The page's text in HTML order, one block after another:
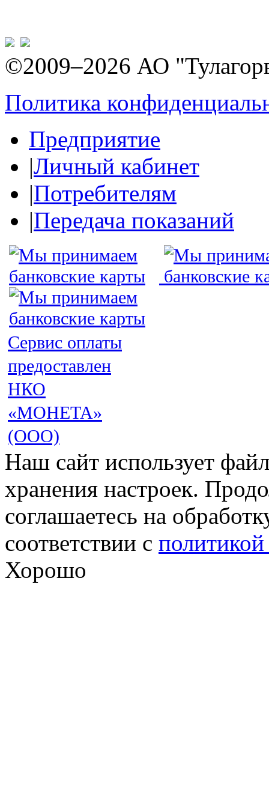
©2009–2026 АО
Политика
Предприятие
|Личный кабинет
|Потребителям
|Передача показаний
Сервис оплаты
предоставлен
НКО
«МОНЕТА»
(ООО)
Наш сайт использует
хранения настроек.
соглашаетесь на
соответствии с
Хорошо